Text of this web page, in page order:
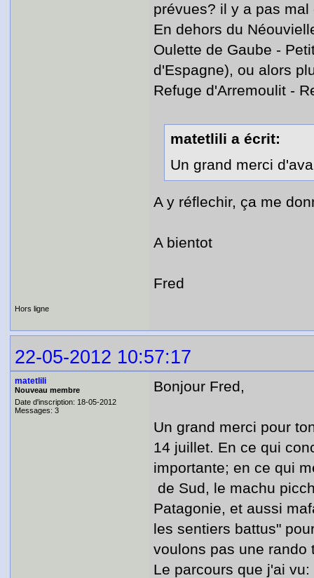
prévues? il y a pas
En dehors du
Oulette de Gaube -
d'Espagne), ou alors
Refuge d'Arremoulit -
matetlili a écrit:
Un grand merci
A y réflechir, ça me
A bientot
Fred
Hors ligne
22-05-2012 10:57:17
matetlili
Nouveau membre
Date d'inscription: 18-05-2012
Messages: 3
Bonjour Fred,
Un grand merci pour
14 juillet. En ce qui
importante; en ce qui
de Sud, le machu
Patagonie, et aussi
les sentiers battus"
voulons pas une rando
Le parcours que j'ai vu: